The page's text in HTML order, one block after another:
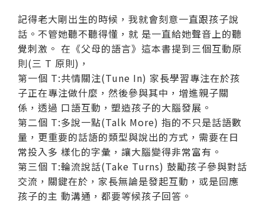
記得老大剛出生的時候，我就會刻意一直跟孩子說
話。不管她聽不聽得懂，就 是一直給她聲音上的聽
覺刺激。 在《父母的語言》這本書提到三個互動原
則(三 T 原則)，
第一個 T:共情關注(Tune In) 家長學習專注在於孩
子正在專注做什麼，然後參與其中，增進親子關
係，透過 口語互動，塑造孩子的大腦發展。
第二個 T:多說一點(Talk More) 指的不只是話語數
量，更重要的話語的類型與說出的方式，需要在日
常投入多 樣化的字彙，讓大腦變得非常富有。
第三個 T:輪流說話(Take Turns) 鼓勵孩子參與對話
交流，關鍵在於，家長無論是發起互動，或是回應
孩子的主 動溝通，都要等候孩子回答。